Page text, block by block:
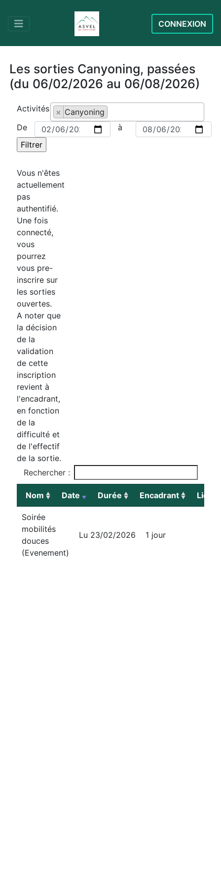
CONNEXION
Les sorties Canyoning, passées
(du 06/02/2026 au 06/08/2026)
Activités × Canyoning
De
à
Vous n'êtes
actuellement
pas
authentifié.
Une fois
connecté,
vous
pourrez
vous pre-
inscrire sur
les sorties
ouvertes.
A noter que
la décision
de la
validation
de cette
inscription
revient à
l'encadrant,
en fonction
de la
difficulté et
de l'effectif
de la sortie.
Rechercher :
Nom Date Durée Encadrant
Lieu
Nom
Soirée
mobilités
douces
(Evenement)
Lu 23/02/2026 1 jour